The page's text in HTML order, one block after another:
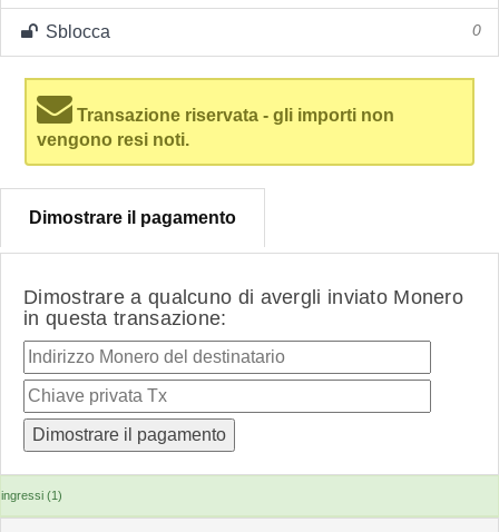
Sblocca 0
Transazione riservata - gli importi non
vengono resi noti.
Dimostrare il pagamento
Dimostrare a qualcuno di avergli inviato Monero
in questa transazione:
ingressi (1)